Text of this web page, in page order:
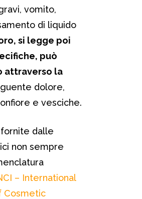
vomito,
di liquido
si legge poi
può
attraverso la
dolore,
e vesciche.
dalle
non sempre
– International
Cosmetic